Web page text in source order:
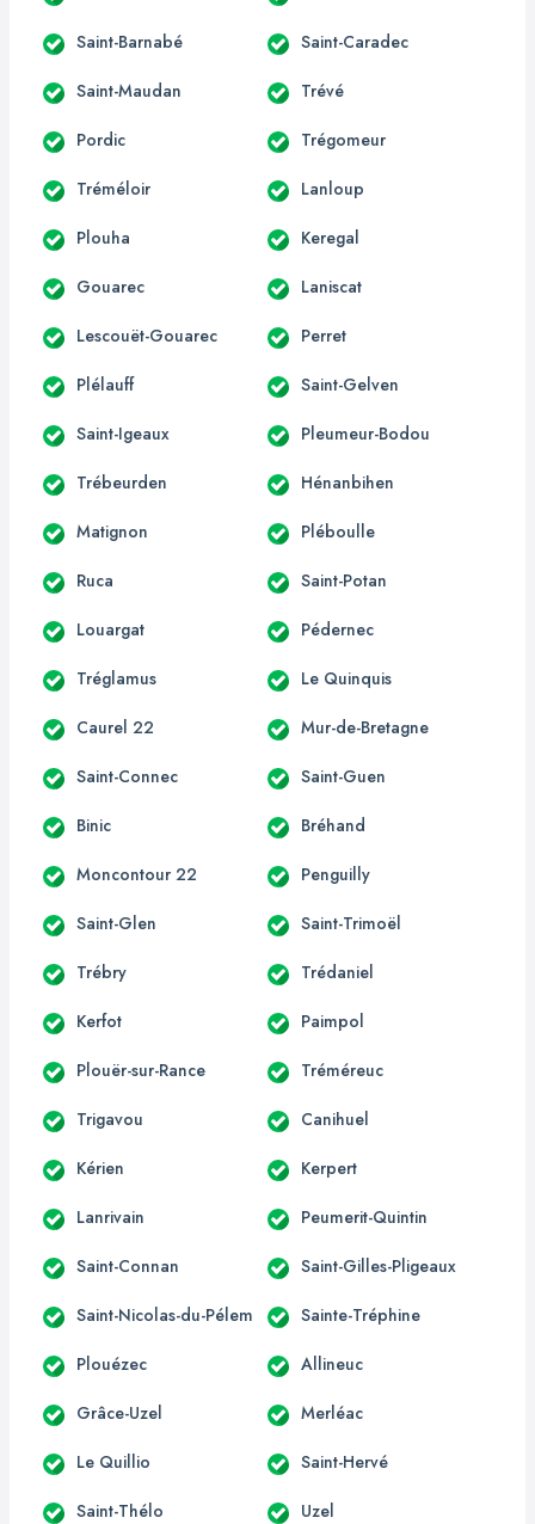
Saint-Barnabé Saint-Caradec
Saint-Maudan Trévé
Pordic Trégomeur
Tréméloir Lanloup
Plouha Keregal
Gouarec Laniscat
Lescouët-Gouarec Perret
Plélauff Saint-Gelven
Saint-Igeaux Pleumeur-Bodou
Trébeurden Hénanbihen
Matignon Pléboulle
Ruca Saint-Potan
Louargat Pédernec
Tréglamus Le Quinquis
Caurel 22 Mur-de-Bretagne
Saint-Connec Saint-Guen
Binic Bréhand
Moncontour 22 Penguilly
Saint-Glen Saint-Trimoël
Trébry Trédaniel
Kerfot Paimpol
Plouër-sur-Rance Tréméreuc
Trigavou Canihuel
Kérien Kerpert
Lanrivain Peumerit-Quintin
Saint-Connan Saint-Gilles-Pligeaux
Saint-Nicolas-du-Pélem Sainte-Tréphine
Plouézec Allineuc
Grâce-Uzel Merléac
Le Quillio Saint-Hervé
Saint-Thélo Uzel